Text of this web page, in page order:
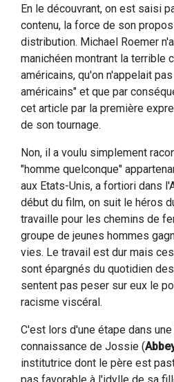
En le découvrant, on est saisi
contenu, la force de son
distribution. Michael Roemer
manichéen montrant la terrible
américains, qu'on n'appelait
américains" et que par
cet article par la première
de son tournage.
Non, il a voulu simplement
"homme quelconque"
aux Etats-Unis, a fortiori dans
début du film, on suit le héros
travaille pour les chemins de
groupe de jeunes hommes
vies. Le travail est dur mais
sont épargnés du quotidien
sentent pas peser sur eux le
racisme viscéral.
C'est lors d'une étape dans
connaissance de Jossie (
institutrice dont le père est